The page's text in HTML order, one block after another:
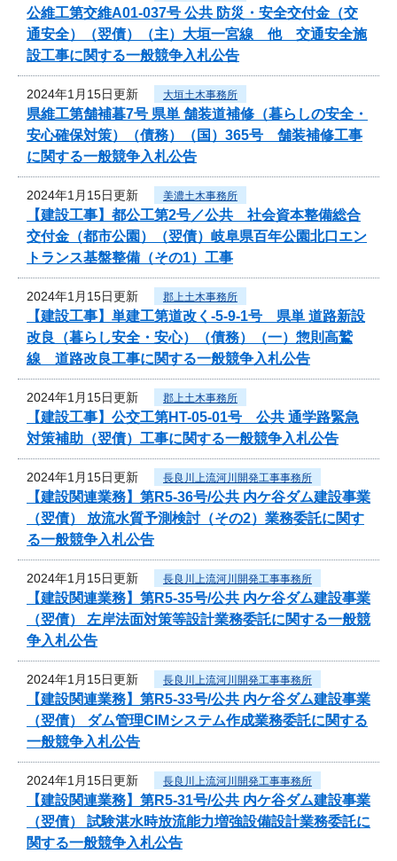
公維工第交維A01-037号 公共 防災・安全交付金（交
通安全）（翌債）（主）大垣一宮線 他 交通安全施
設工事に関する一般競争入札公告
2024年1月15日更新 大垣土木事務所
県維工第舗補暮7号 県単 舗装道補修（暮らしの安全・
安心確保対策）（債務）（国）365号 舗装補修工事
に関する一般競争入札公告
2024年1月15日更新 美濃土木事務所
【建設工事】都公工第2号／公共 社会資本整備総合
交付金（都市公園）（翌債）岐阜県百年公園北口エン
トランス基盤整備（その1）工事
2024年1月15日更新 郡上土木事務所
【建設工事】単建工第道改く-5-9-1号 県単 道路新設
改良（暮らし安全・安心）（債務）（一）惣則高鷲
線 道路改良工事に関する一般競争入札公告
2024年1月15日更新 郡上土木事務所
【建設工事】公交工第HT-05-01号 公共 通学路緊急
対策補助（翌債）工事に関する一般競争入札公告
2024年1月15日更新 長良川上流河川開発工事事務所
【建設関連業務】第R5-36号/公共 内ケ谷ダム建設事業
（翌債） 放流水質予測検討（その2）業務委託に関す
る一般競争入札公告
2024年1月15日更新 長良川上流河川開発工事事務所
【建設関連業務】第R5-35号/公共 内ケ谷ダム建設事業
（翌債） 左岸法面対策等設計業務委託に関する一般競
争入札公告
2024年1月15日更新 長良川上流河川開発工事事務所
【建設関連業務】第R5-33号/公共 内ケ谷ダム建設事業
（翌債） ダム管理CIMシステム作成業務委託に関する
一般競争入札公告
2024年1月15日更新 長良川上流河川開発工事事務所
【建設関連業務】第R5-31号/公共 内ケ谷ダム建設事業
（翌債） 試験湛水時放流能力増強設備設計業務委託に
関する一般競争入札公告